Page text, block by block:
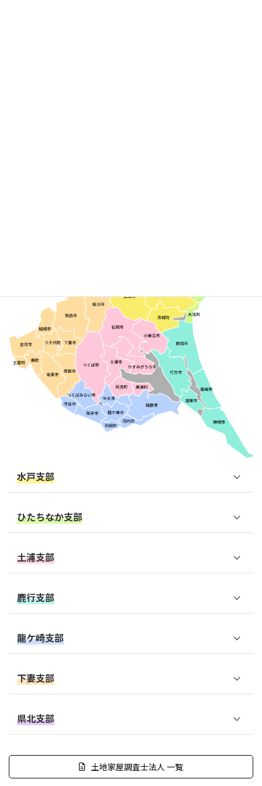
水戸支部
笠間市
東茨城郡茨城町
ひたちなか支部
東茨城郡大洗町
那珂市
土浦支部
石岡市
つくば市
かすみがうら市
小美玉市
鹿行支部
神栖市
潮来市
行方市
龍ケ崎支部
取手市
牛久市
稲敷市
下妻支部
筑西市
県北支部
高萩市
土地家屋調査士法人 一覧